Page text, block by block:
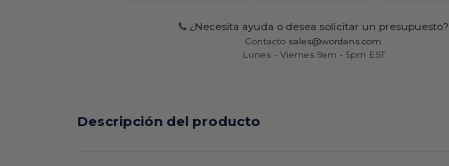
¿Necesita ayuda o desea solicitar un presupuesto?
Contacto sales@wordans.com
Lunes - Viernes 9am - 5pm EST
Descripción del producto